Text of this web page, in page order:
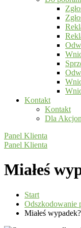
Kontakt
Kontakt
Dla
Panel Klienta
Panel Klienta
Miałeś
Start
Odszkodowanie
Miałeś